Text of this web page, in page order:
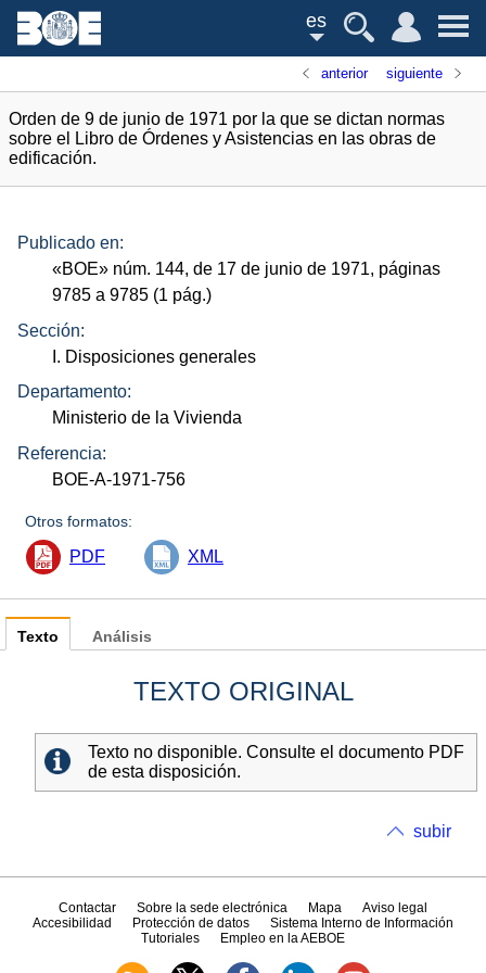
es
anterior siguiente
Orden de 9 de junio de 1971 por la que se dictan normas
sobre el Libro de Órdenes y Asistencias en las obras de
edificación.
Publicado en:
«BOE» núm. 144, de 17 de junio de 1971, páginas
9785 a 9785 (1 pág.)
Sección:
I. Disposiciones generales
Departamento:
Ministerio de la Vivienda
Referencia:
BOE-A-1971-756
Otros formatos:
PDF XML
Texto
TEXTO ORIGINAL
Texto no disponible. Consulte el documento PDF
de esta disposición.
Análisis
subir
Contactar Sobre la sede electrónica Mapa
Aviso legal
Accesibilidad
Protección de datos
Sistema Interno de Información
Tutoriales
Empleo en la AEBOE